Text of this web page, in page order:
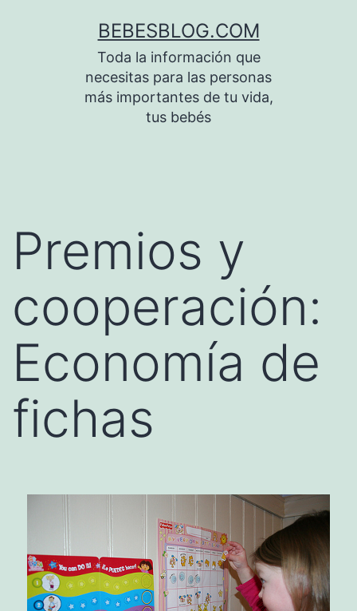
BEBESBLOG.COM
Toda la información que
necesitas para las personas
más importantes de tu vida,
tus bebés
Premios y
cooperación:
Economía de
fichas